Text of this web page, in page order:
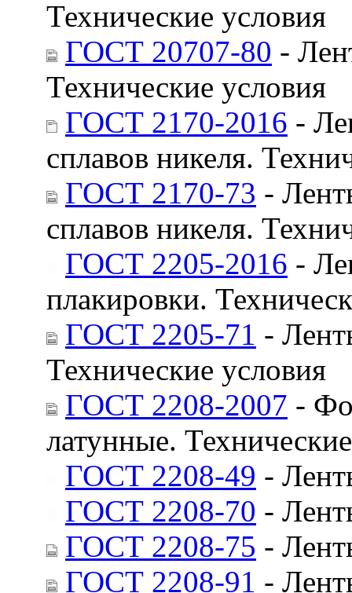
Технические условия
ГОСТ 20707-80 -
Технические условия
ГОСТ 2170-2016 -
сплавов никеля.
ГОСТ 2170-73 -
сплавов никеля.
ГОСТ 2205-2016 -
плакировки.
ГОСТ 2205-71 -
Технические условия
ГОСТ 2208-2007 -
латунные.
ГОСТ 2208-49 -
ГОСТ 2208-70 -
ГОСТ 2208-75 -
ГОСТ 2208-91 -